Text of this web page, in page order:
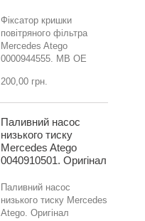
Фіксатор кришки
повітряного фільтра
Mercedes Atego
0000944555. MB OE
200,00 грн.
Паливний насос
низького тиску
Mercedes Atego
0040910501. Оригінал
Паливний насос
низького тиску Mercedes
Atego. Оригінал